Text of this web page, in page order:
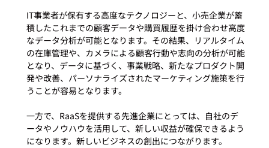
IT事業者が保有する高度なテクノロジーと、小売企業が蓄
積したこれまでの顧客データや購買履歴を掛け合わせ高度
なデータ分析が可能となります。その結果、リアルタイム
の在庫管理や、カメラによる顧客行動や志向の分析が可能
となり、データに基づく、事業戦略、新たなプロダクト開
発や改善、パーソナライズされたマーケティング施策を行
うことが容易となります。
一方で、RaaSを提供する先進企業にとっては、自社のデ
ータやノウハウを活用して、新しい収益が確保できるよう
になります。新しいビジネスの創出につながります。